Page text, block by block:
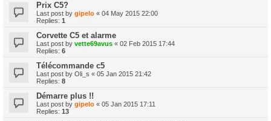
Prix C5?
Last post by gipelo « 04 May 2015 22:00
Replies: 1
Corvette C5 et alarme
Last post by vette69avus « 02 Feb 2015 17:44
Replies: 6
Télécommande c5
Last post by Oli_s « 05 Jan 2015 21:42
Replies: 8
Démarre plus !!
Last post by gipelo « 05 Jan 2015 17:11
Replies: 13